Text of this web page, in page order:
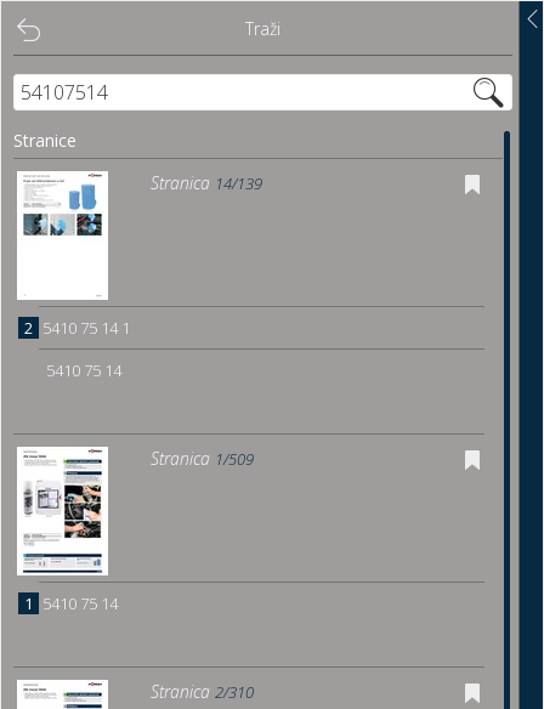
Traži
Sadržaj
Pregled
Istakni poveznice
Preuzmi
Traži
Stranice
Stranica 14/139
2 5410 75 14 1
5410 75 14
Stranica 1/509
1 5410 75 14
Stranica 2/310